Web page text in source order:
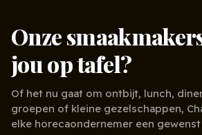
Onze
jou op tafel?
Of het nu gaat om ontbijt, lunch,
groepen of kleine gezelschappen,
elke horecaondernemer een